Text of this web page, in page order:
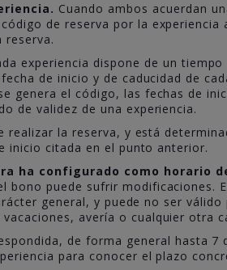
Cuando ambos acuerdan
de reserva por la experiencia
reserva.
experiencia dispone de un
de inicio y de caducidad de
genera el código, las fechas de
de validez de una experiencia.
realizar la reserva, y está
inicio citada en el punto anterior.
ha configurado como horario
bono puede sufrir modificaciones.
general, y puede no ser válido
avería o cualquier otra
de forma general hasta 7
para conocer el plazo